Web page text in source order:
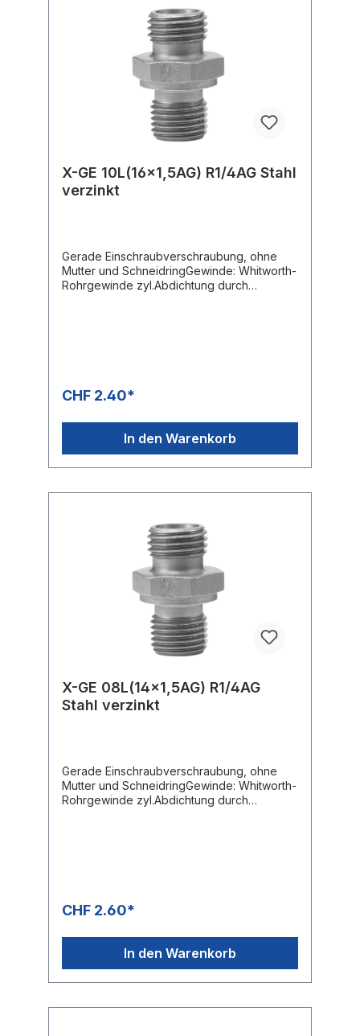
X-GE 10L(16x1,5AG) R1/4AG Stahl
verzinkt
Gerade Einschraubverschraubung, ohne
Mutter und SchneidringGewinde: Whitworth-
Rohrgewinde zyl.Abdichtung durch
CHF 2.40*
In den Warenkorb
X-GE 08L(14x1,5AG) R1/4AG
Stahl verzinkt
Gerade Einschraubverschraubung, ohne
Mutter und SchneidringGewinde: Whitworth-
Rohrgewinde zyl.Abdichtung durch
CHF 2.60*
In den Warenkorb